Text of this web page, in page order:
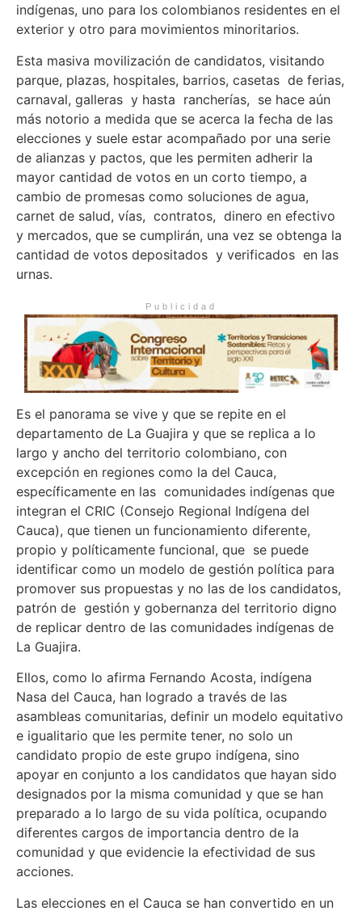
indígenas, uno para los colombianos residentes en el
exterior y otro para movimientos minoritarios.
Esta masiva movilización de candidatos, visitando
parque, plazas, hospitales, barrios, casetas de ferias,
carnaval, galleras y hasta rancherías, se hace aún
más notorio a medida que se acerca la fecha de las
elecciones y suele estar acompañado por una serie
de alianzas y pactos, que les permiten adherir la
mayor cantidad de votos en un corto tiempo, a
cambio de promesas como soluciones de agua,
carnet de salud, vías, contratos, dinero en efectivo
y mercados, que se cumplirán, una vez se obtenga la
cantidad de votos depositados y verificados en las
urnas.
Publicidad
Es el panorama se vive y que se repite en el
departamento de La Guajira y que se replica a lo
largo y ancho del territorio colombiano, con
excepción en regiones como la del Cauca,
específicamente en las comunidades indígenas que
integran el CRIC (Consejo Regional Indígena del
Cauca), que tienen un funcionamiento diferente,
propio y políticamente funcional, que se puede
identificar como un modelo de gestión política para
promover sus propuestas y no las de los candidatos,
patrón de gestión y gobernanza del territorio digno
de replicar dentro de las comunidades indígenas de
La Guajira.
Ellos, como lo afirma Fernando Acosta, indígena
Nasa del Cauca, han logrado a través de las
asambleas comunitarias, definir un modelo equitativo
e igualitario que les permite tener, no solo un
candidato propio de este grupo indígena, sino
apoyar en conjunto a los candidatos que hayan sido
designados por la misma comunidad y que se han
preparado a lo largo de su vida política, ocupando
diferentes cargos de importancia dentro de la
comunidad y que evidencie la efectividad de sus
acciones.
Las elecciones en el Cauca se han convertido en un